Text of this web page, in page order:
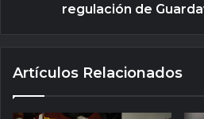
regulación de
Artículos Relacionados